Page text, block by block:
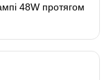
48W протягом